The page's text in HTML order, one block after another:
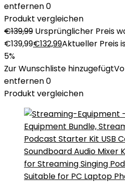
entfernen0
Produkt vergleichen
€139,99 Ursprünglicher Preis
€139,99€132,99Aktueller Preis
5%
Zur Wunschliste hinzugefügt
entfernen0
Produkt vergleichen